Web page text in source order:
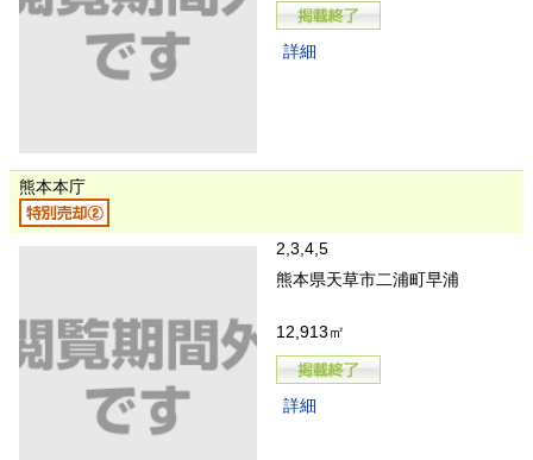
詳細
熊本本庁
2,3,4,5
熊本県天草市二浦町早浦
12,913㎡
詳細